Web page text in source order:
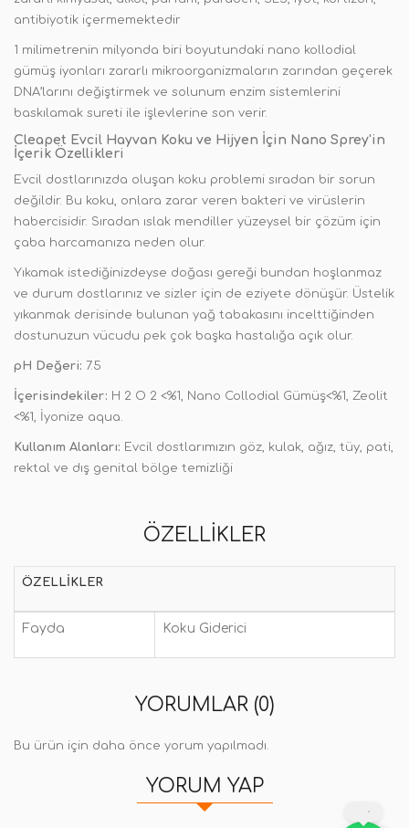
antibiyotik içermemektedir
1 milimetrenin milyonda biri boyutundaki nano kollodial
gümüş iyonları zararlı mikroorganizmaların zarından geçerek
DNA’larını değiştirmek ve solunum enzim sistemlerini
baskılamak sureti ile işlevlerine son verir.
Cleapet Evcil Hayvan Koku ve Hijyen İçin Nano Sprey'in
İçerik Özellikleri
Evcil dostlarınızda oluşan koku problemi sıradan bir sorun
değildir. Bu koku, onlara zarar veren bakteri ve virüslerin
habercisidir. Sıradan ıslak mendiller yüzeysel bir çözüm için
çaba harcamanıza neden olur.
Yıkamak istediğinizdeyse doğası gereği bundan hoşlanmaz
ve durum dostlarınız ve sizler için de eziyete dönüşür. Üstelik
yıkanmak derisinde bulunan yağ tabakasını incelttiğinden
dostunuzun vücudu pek çok başka hastalığa açık olur.
pH Değeri: 7.5
İçerisindekiler: H 2 O 2 <%1, Nano Collodial Gümüş<%1, Zeolit
<%1, İyonize aqua.
Kullanım Alanları: Evcil dostlarımızın göz, kulak, ağız, tüy, pati,
rektal ve dış genital bölge temizliği
ÖZELLIKLER
ÖZELLIKLER
Fayda Koku Giderici
YORUMLAR (0)
Bu ürün için daha önce yorum yapılmadı.
YORUM YAP